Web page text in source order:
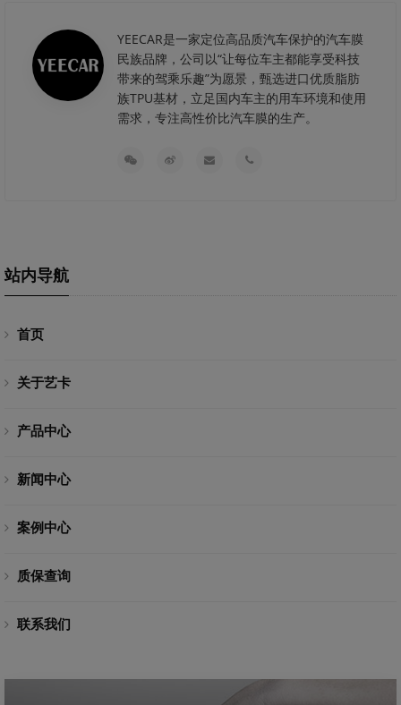
YEECAR是一家定位高品质汽车保护的汽车膜
民族品牌，公司以“让每位车主都能享受科技
带来的驾乘乐趣”为愿景，甄选进口优质脂肪
族TPU基材，立足国内车主的用车环境和使用
需求，专注高性价比汽车膜的生产。
站内导航
首页
关于艺卡
产品中心
新闻中心
案例中心
质保查询
联系我们